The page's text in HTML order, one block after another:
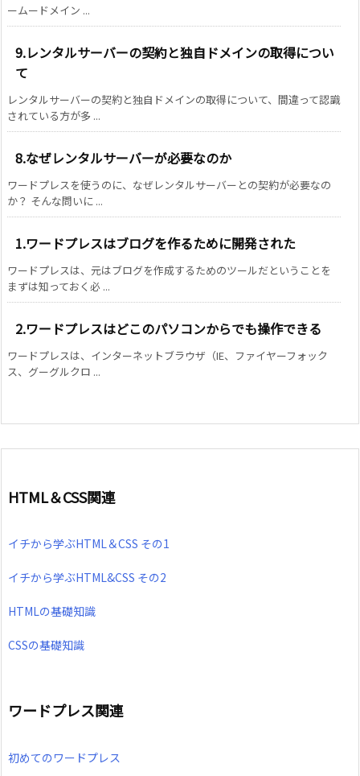
ームードメイン ...
9.レンタルサーバーの契約と独自ドメインの取得につい
て
レンタルサーバーの契約と独自ドメインの取得について、間違って認識
されている方が多 ...
8.なぜレンタルサーバーが必要なのか
ワードプレスを使うのに、なぜレンタルサーバーとの契約が必要なの
か？ そんな問いに ...
1.ワードプレスはブログを作るために開発された
ワードプレスは、元はブログを作成するためのツールだということを
まずは知っておく必 ...
2.ワードプレスはどこのパソコンからでも操作できる
ワードプレスは、インターネットブラウザ（IE、ファイヤーフォック
ス、グーグルクロ ...
HTML＆CSS関連
イチから学ぶHTML＆CSS その1
イチから学ぶHTML&CSS その2
HTMLの基礎知識
CSSの基礎知識
ワードプレス関連
初めてのワードプレス